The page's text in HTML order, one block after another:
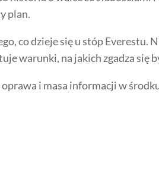
plan.
co dzieje się u stóp Everestu.
warunki, na jakich zgadza się
i masa informacji w